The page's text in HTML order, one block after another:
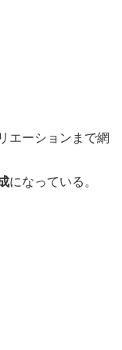
エーションまで網
になっている。